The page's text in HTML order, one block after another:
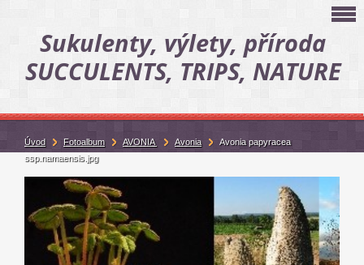
Sukulenty, výlety, příroda
SUCCULENTS, TRIPS, NATURE
Úvod Fotoalbum AVONIA Avonia
Avonia papyracea
ssp.namaensis.jpg